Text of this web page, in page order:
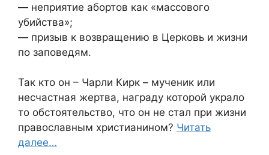
— неприятие абортов как «массового
убийства»;
— призыв к возвращению в Церковь и жизни
по заповедям.
Так кто он – Чарли Кирк – мученик или
несчастная жертва, награду которой украло
то обстоятельство, что он не стал при жизни
православным христианином? Читать
далее…